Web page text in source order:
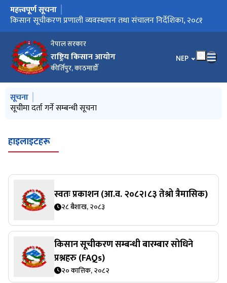
नेपाल सरकार
राष्ट्रिय किसान आयोग
कीर्तिपुर, काठमाडौँ
भाषा चयन गर्नुहोस्
NEP
मुख्य नेभिगेसनमा जानुहोस्
महत्त्वपूर्ण सूचना
किसान सूचीकरण सम्बन्धी बारम्बार सोधिने प्रश्नहरु (FAQs)
किसान सूचीकरण प्रणाली व्यवस्थापन तथा संचालन निर्देशिका, २०८१
सूचीमा दर्ता गर्ने सम्बन्धी सूचना
स्वतः प्रकाशन (आ.व. २०८१।८२ चौथो त्रैमासिक)
मुख्य नेभिगेसनमा जानुहोस्
सूचना
किसान सूचीकरण सम्बन्धी बारम्बार सोधिने प्रश्नहरु (FAQs)
सूचीमा दर्ता गर्ने सम्बन्धी सूचना
स्वतः प्रकाशन (आ.व. २०८१।८२ चौथो त्रैमासिक)
हाइलाइटहरू
स्वतः प्रकाशन (आ.व. २०८२।८३ तेश्रो त्रैमासिक)
२८ बैशाख, २०८३
किसान सूचीकरण सम्बन्धी बारम्बार सोधिने
प्रश्नहरु (FAQs)
२० कात्तिक, २०८२